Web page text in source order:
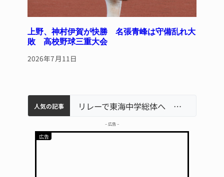
上野、神村伊賀が快勝 名張青峰は守備乱れ大
敗 高校野球三重大会
2026年7月11日
人気の記事
中学校の陶壁モニュメント 地元建設会社がボランティアで清掃 伊賀名張市立病院のDMAT、熊本地震の被災地へ 能登以来3回目の派遣
【インターハイ⑨】ソフトテニス ミス減らし上位狙う 近大高専 リレーで東海中学総体へ 伊賀・名張
– 広告 –